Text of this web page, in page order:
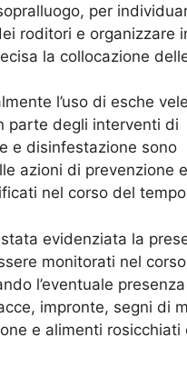
per
roditori e organizzare
la collocazione
l’uso di esche
parte degli interventi di
e disinfestazione sono
azioni di prevenzione
nel corso del
evidenziata la
monitorati nel
l’eventuale
impronte, segni di
e alimenti rosicchiati